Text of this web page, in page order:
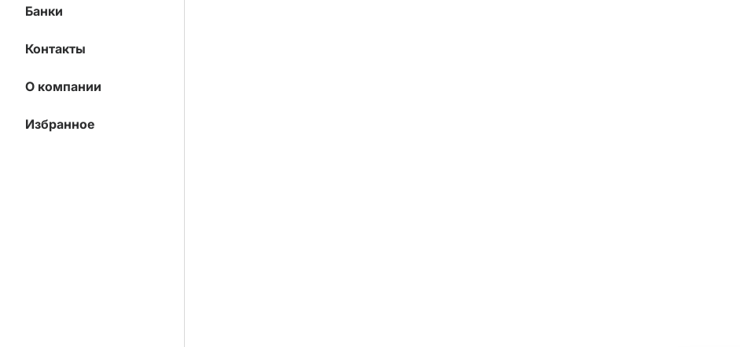
Банки
Контакты
О компании
Избранное